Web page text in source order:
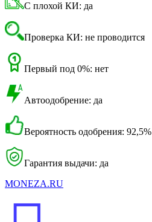
С плохой КИ: да
Проверка КИ: не проводится
Первый под 0%: нет
Автоодобрение: да
Вероятность одобрения: 92,5%
Гарантия выдачи: да
MONEZA.RU